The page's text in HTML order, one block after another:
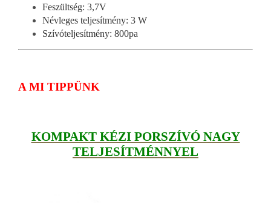
Feszültség: 3,7V
Névleges teljesítmény: 3 W
Szívóteljesítmény: 800pa
A MI TIPPÜNK
KOMPAKT KÉZI PORSZÍVÓ NAGY
TELJESÍTMÉNNYEL